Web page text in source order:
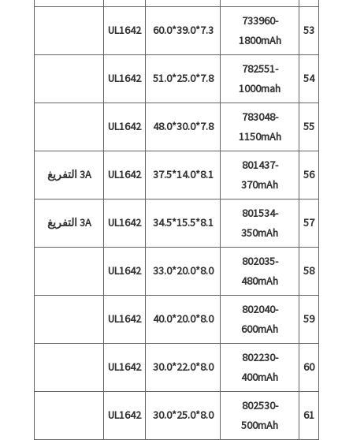
53
733960-
1800mAh
7.3*39.0*60.0
UL1642
54
782551-
1000mah
7.8*25.0*51.0
UL1642
55
783048-
1150mAh
7.8*30.0*48.0
UL1642
56
801437-
370mAh
8.1*14.0*37.5
UL1642 3A التفريغ
57
801534-
350mAh
8.1*15.5*34.5
UL1642 3A التفريغ
58
802035-
480mAh
8.0*20.0*33.0
UL1642
59
802040-
600mAh
8.0*20.0*40.0
UL1642
60
802230-
400mAh
8.0*22.0*30.0
UL1642
61
802530-
500mAh
8.0*25.0*30.0
UL1642